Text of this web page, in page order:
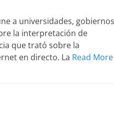
a universidades, gobiernos
la interpretación de
que trató sobre la
en directo. La Read